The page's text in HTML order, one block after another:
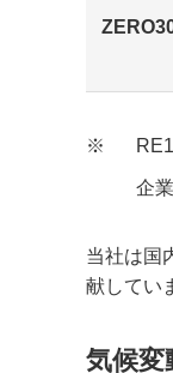
※
企
当社は国
献してい
気候